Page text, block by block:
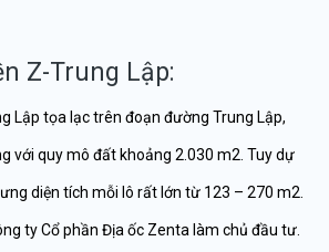
Z-Trung Lập:
Lập tọa lạc trên đoạn đường Trung Lập,
với quy mô đất khoảng 2.030 m2. Tuy dự
diện tích mỗi lô rất lớn từ 123 – 270 m2.
ty Cổ phần Địa ốc Zenta làm chủ đầu tư.